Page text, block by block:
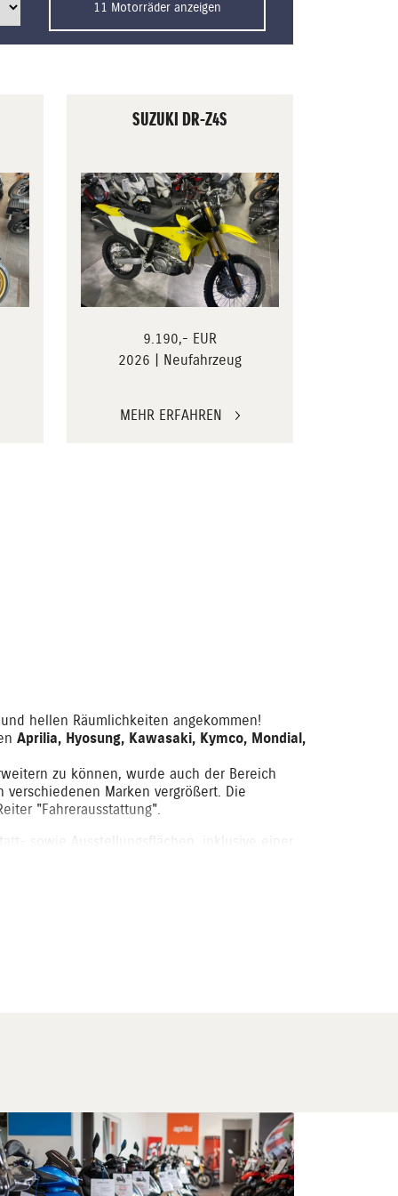
11 Motorräder anzeigen
SUZUKI DR-Z4S
9.190,- EUR
2026 | Neufahrzeug
MEHR ERFAHREN
hellen Räumlichkeiten angekommen!
Aprilia, Hyosung, Kawasaki, Kymco, Mondial,
zu können, wurde auch der Bereich
Marken vergrößert. Die
"Fahrerausstattung".
sowie Ausstellungsflächen, inklusive einer
in großzügiger und lichtdurchfluteter
in seiner Hand, wie die jetzt zuletzt
gar nicht geliefert/storniert.. Einzelne